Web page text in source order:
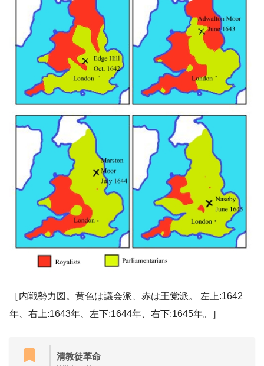
［内戦勢力図。黄色は議会派、赤は王党派。 左上:1642
年、右上:1643年、左下:1644年、右下:1645年。］
清教徒革命